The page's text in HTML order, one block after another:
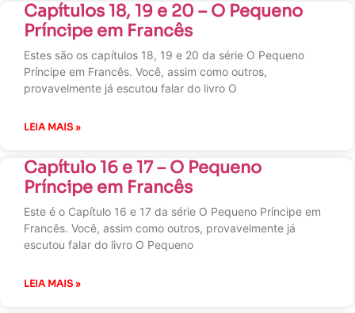
Capítulos 18, 19 e 20 – O Pequeno
Príncipe em Francês
Estes são os capítulos 18, 19 e 20 da série O Pequeno
Príncipe em Francês. Você, assim como outros,
provavelmente já escutou falar do livro O
LEIA MAIS »
Capítulo 16 e 17 – O Pequeno
Príncipe em Francês
Este é o Capítulo 16 e 17 da série O Pequeno Príncipe em
Francês. Você, assim como outros, provavelmente já
escutou falar do livro O Pequeno
LEIA MAIS »